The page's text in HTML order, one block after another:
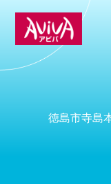
徳島市寺島